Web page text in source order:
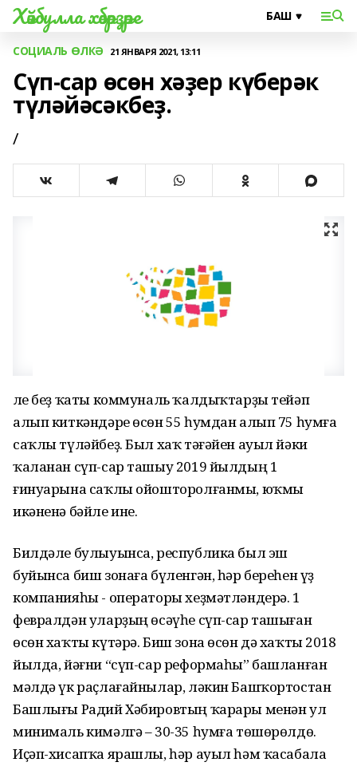
Хәйбулла хәбәрҙәре
СОЦИАЛЬ ӨЛКӘ 21 ЯНВАРЯ 2021, 13:11
Сүп-сар өсөн хәҙер күберәк
түләйәсәкбеҙ.
/
Әле беҙ ҡаты коммуналь ҡалдыҡтарҙы тейәп
алып киткәндәре өсөн 55 һумдан алып 75 һумға
саҡлы түләйбеҙ. Был хаҡ тәғәйен ауыл йәки
ҡаланан сүп-сар ташыу 2019 йылдың 1
ғинуарына саҡлы ойошторолғанмы, юҡмы
икәненә бәйле ине.
Билдәле булыуынса, республика был эш
буйынса биш зонаға бүленгән, һәр береһен үҙ
компанияһы - операторы хеҙмәтләндерә. 1
февралдән уларҙың өсәүһе сүп-сар ташыған
өсөн хаҡты күтәрә. Биш зона өсөн дә хаҡты 2018
йылда, йәғни “сүп-сар реформаһы” башланған
мәлдә үк раҫлағайнылар, ләкин Башҡортостан
Башлығы Радий Хәбировтың ҡарары менән ул
минималь кимәлгә – 30-35 һумға төшөрөлдө.
Иҫәп-хисапҡа ярашлы, һәр ауыл һәм ҡасабала